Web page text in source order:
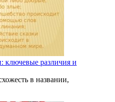
ключевые различия и
в названии,